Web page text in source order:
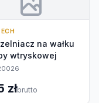
na wałku
wtryskowej
złbrutto